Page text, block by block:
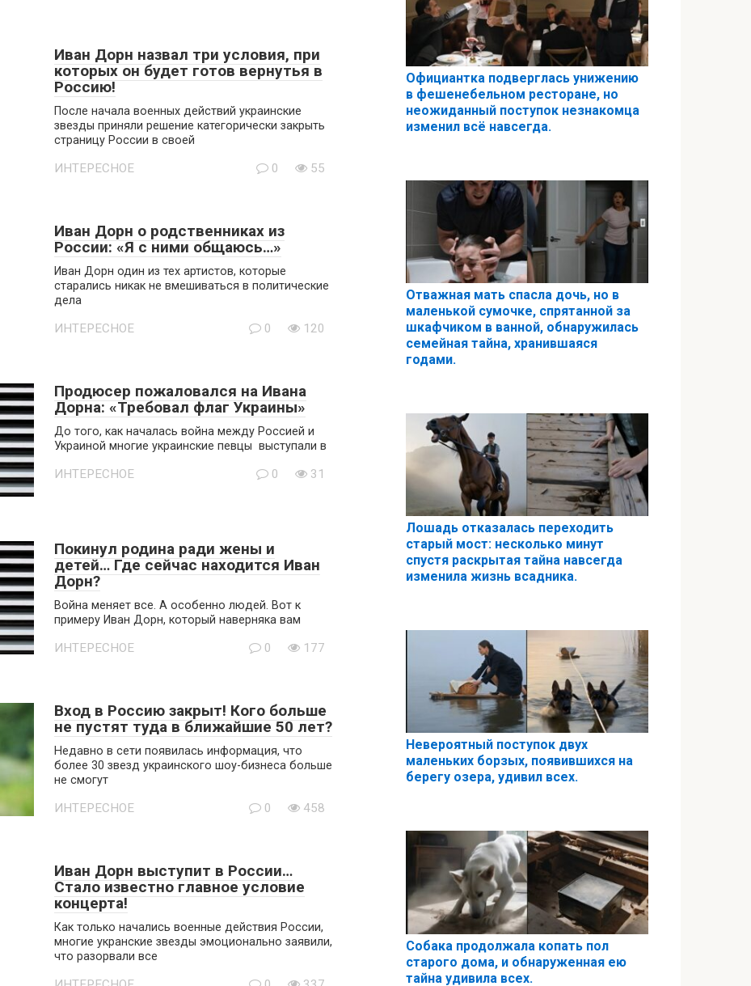
Иван Дорн назвал три условия, при
которых он будет готов вернутья в
Россию!
После начала военных действий украинские
звезды приняли решение категорически закрыть
страницу России в своей
ИНТЕРЕСНОЕ 0 55
Иван Дорн о родственниках из
России: «Я с ними общаюсь…»
Иван Дорн один из тех артистов, которые
старались никак не вмешиваться в политические
дела
ИНТЕРЕСНОЕ 0 120
Продюсер пожаловался на Ивана
Дорна: «Требовал флаг Украины»
До того, как началась война между Россией и
Украиной многие украинские певцы выступали в
ИНТЕРЕСНОЕ 0 31
Покинул родина ради жены и
детей… Где сейчас находится Иван
Дорн?
Война меняет все. А особенно людей. Вот к
примеру Иван Дорн, который наверняка вам
ИНТЕРЕСНОЕ 0 177
Вход в Россию закрыт! Кого больше
не пустят туда в ближайшие 50 лет?
Недавно в сети появилась информация, что
более 30 звезд украинского шоу-бизнеса больше
не смогут
ИНТЕРЕСНОЕ 0 458
Иван Дорн выступит в России…
Стало известно главное условие
концерта!
Как только начались военные действия России,
многие укранские звезды эмоционально заявили,
что разорвали все
Официантка подверглась унижению
в фешенебельном ресторане, но
неожиданный поступок незнакомца
изменил всё навсегда.
Отважная мать спасла дочь, но в
маленькой сумочке, спрятанной за
шкафчиком в ванной, обнаружилась
семейная тайна, хранившаяся
годами.
Лошадь отказалась переходить
старый мост: несколько минут
спустя раскрытая тайна навсегда
изменила жизнь всадника.
Невероятный поступок двух
маленьких борзых, появившихся на
берегу озера, удивил всех.
Собака продолжала копать пол
старого дома, и обнаруженная ею
тайна удивила всех.